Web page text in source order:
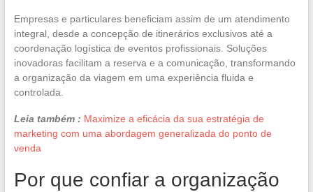
Empresas e particulares beneficiam assim de um atendimento
integral, desde a concepção de itinerários exclusivos até a
coordenação logística de eventos profissionais. Soluções
inovadoras facilitam a reserva e a comunicação, transformando
a organização da viagem em uma experiência fluida e
controlada.
Leia também : Maximize a eficácia da sua estratégia de
marketing com uma abordagem generalizada do ponto de
venda
Por que confiar a organização